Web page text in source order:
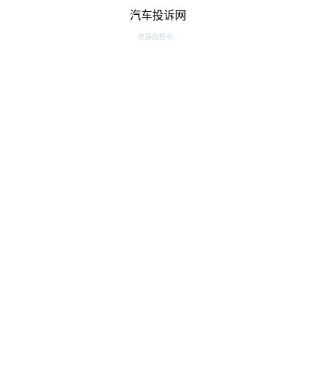
汽车投诉网
资源加载中...